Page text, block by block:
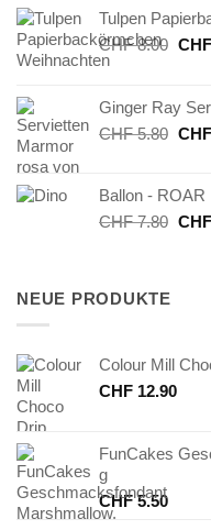
Tulpen
CHF8.00 CHF
Ginger Ray
CHF5.80
CHF
CHF
Ballon - ROAR
CHF7.80 CHF
NEUE PRODUKTE
Colour Mill
CHF 12.90
FunCakes
g
CHF5.50